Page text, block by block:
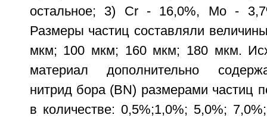
остальное; 3) Cr - 16,0%, Mo -
Размеры частиц составляли
мкм; 100 мкм; 160 мкм; 180 мкм.
материал дополнительно
нитрид бора (BN) размерами частиц
в количестве: 0,5%;1,0%; 5,0%;